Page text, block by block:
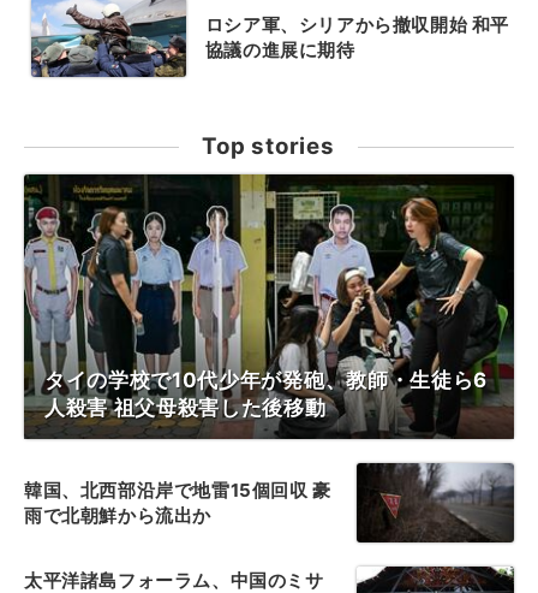
ロシア軍、シリアから撤収開始 和平
協議の進展に期待
Top stories
タイの学校で10代少年が発砲、教師・生徒ら6
人殺害 祖父母殺害した後移動
韓国、北西部沿岸で地雷15個回収 豪
雨で北朝鮮から流出か
太平洋諸島フォーラム、中国のミサ